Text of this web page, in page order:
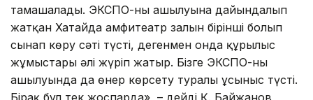
тамашалады. ЭКСПО-ның ашылуына дайындалып
жатқан Хатайда амфитеатр залын бірінші болып
сынап көру сәті түсті, дегенмен онда құрылыс
жұмыстары әлі жүріп жатыр. Бізге ЭКСПО-ның
ашылуында да өнер көрсету туралы ұсыныс түсті.
Бірақ бұл тек жоспарда», – дейді Қ. Байжанов